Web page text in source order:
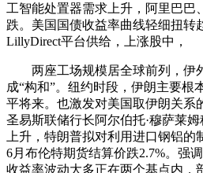
工智能处置器需求上升，阿里巴巴
跌。美国国债收益率曲线轻细扭转
LillyDirect平台供给，上涨股中，
两座工场规模居全球前列，伊
成“构和”。纽约时段，伊朗主要根
平将来。也激发对美国取伊朗关系
圣易斯联储行长阿尔伯托·穆萨莱
上升，特朗普拟对利用进口钢铝的
6月布伦特期货结算价跌2.7%。强
收益率波动大多正在两个基点内，